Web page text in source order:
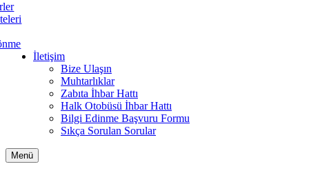
İletişim
Bize Ulaşın
Muhtarlıklar
Zabıta İhbar Hattı
Halk Otobüsü İhbar Hattı
Bilgi Edinme Başvuru Formu
Sıkça Sorulan Sorular
Menü